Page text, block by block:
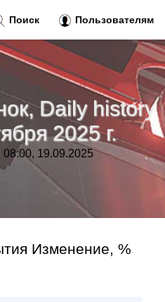
Daily history
2025 г.
19.09.2025
Изменение, %
Поиск Пользователям